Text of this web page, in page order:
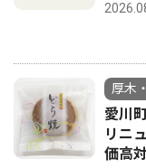
厚木
愛川
リニ
価高対